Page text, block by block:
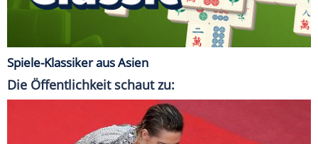
Spiele-Klassiker aus Asien
Die Öffentlichkeit schaut zu: